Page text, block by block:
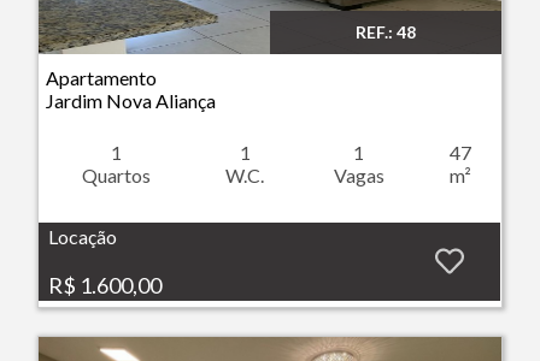
Imóvel: Apartamento - Jardim Nova Aliança - Ribeirão Preto REF.: 48
Apartamento
Jardim Nova Aliança
1
Quartos
1
W.C.
1
Vagas
47
m²
Locação
R$ 1.600,00